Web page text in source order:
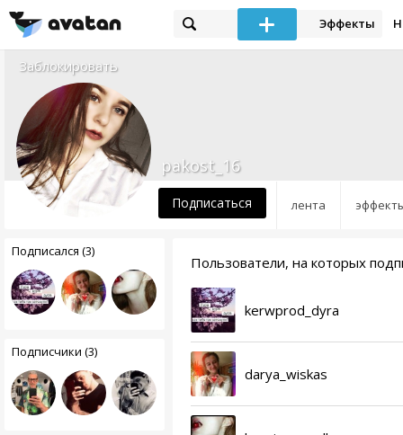
Эффекты
Заблокировать
лента
pakost_16
Подписаться
Подписался (3)
Подписчики (3)
Пользователи, на которых
kerwprod_dyra
darya_wiskas